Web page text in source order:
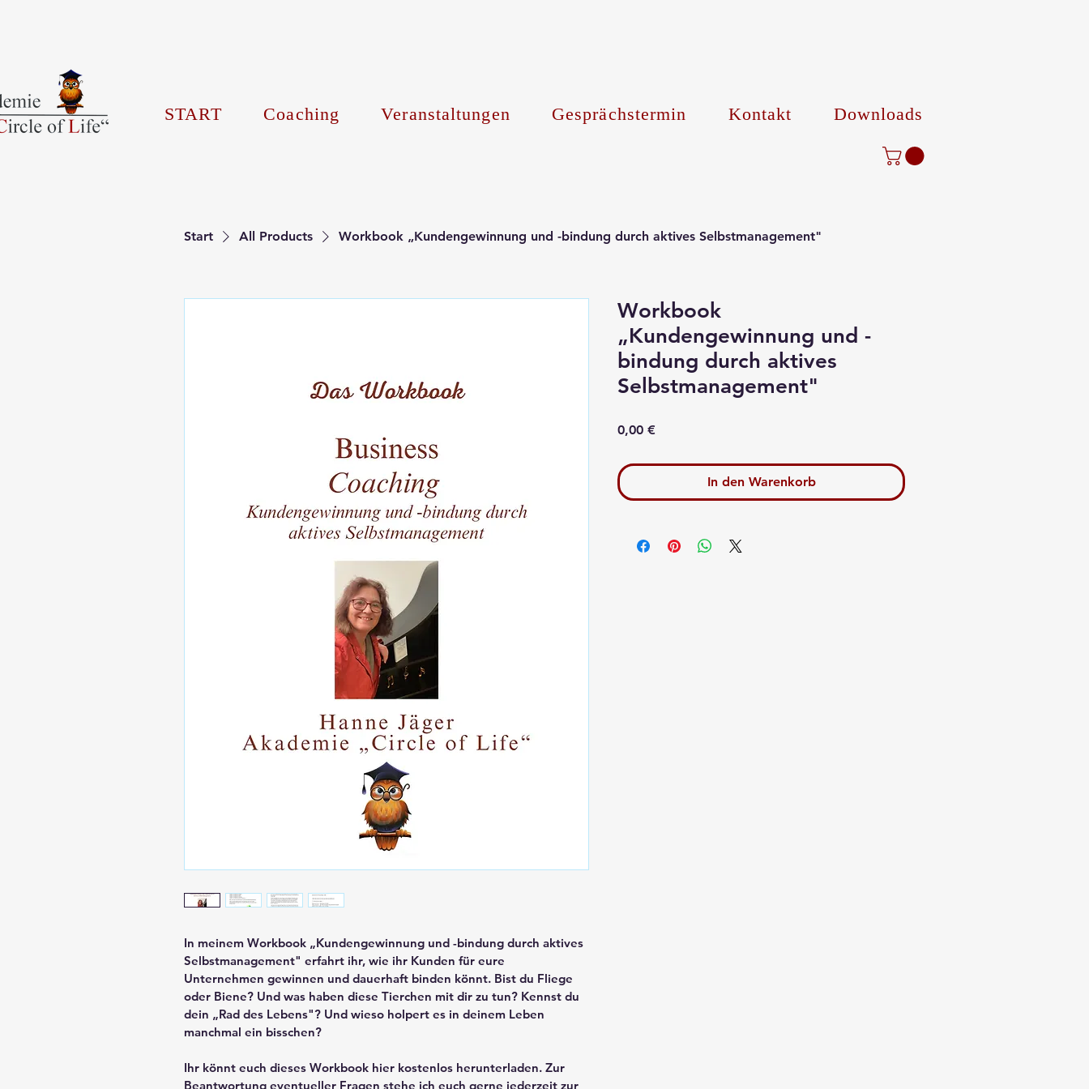
START Coaching Veranstaltungen Gesprächstermin Kontakt Downloads
Start All Products Workbook „Kundengewinnung und -bindung durch aktives Selbstmanagement"
In meinem Workbook „Kundengewinnung und -bindung durch aktives
Selbstmanagement" erfahrt ihr, wie ihr Kunden für eure
Unternehmen gewinnen und dauerhaft binden könnt. Bist du Fliege
oder Biene? Und was haben diese Tierchen mit dir zu tun? Kennst du
dein „Rad des Lebens"? Und wieso holpert es in deinem Leben
manchmal ein bisschen?
Ihr könnt euch dieses Workbook hier kostenlos herunterladen. Zur
Beantwortung eventueller Fragen stehe ich euch gerne jederzeit zur
Workbook
„Kundengewinnung und -
bindung durch aktives
Selbstmanagement"
0,00 €
In den Warenkorb